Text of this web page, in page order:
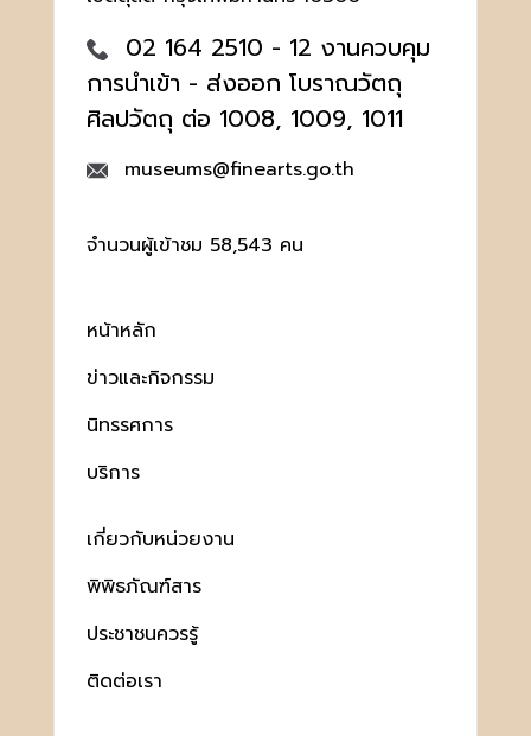
02 164 2510 - 12 งานควบคุม
การนำเข้า - ส่งออก โบราณวัตถุ
ศิลปวัตถุ ต่อ 1008, 1009, 1011
museums@finearts.go.th
จำนวนผู้เข้าชม 58,543 คน
หน้าหลัก
ข่าวและกิจกรรม
นิทรรศการ
บริการ
เกี่ยวกับหน่วยงาน
พิพิธภัณฑ์สาร
ประชาชนควรรู้
ติดต่อเรา